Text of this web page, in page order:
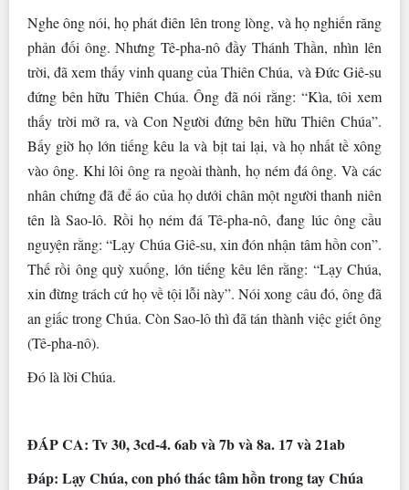
Nghe ông nói, họ phát điên lên trong lòng, và họ nghiến răng
phản đối ông. Nhưng Tê-pha-nô đầy Thánh Thần, nhìn lên
trời, đã xem thấy vinh quang của Thiên Chúa, và Ðức Giê-su
đứng bên hữu Thiên Chúa. Ông đã nói rằng: “Kìa, tôi xem
thấy trời mở ra, và Con Người đứng bên hữu Thiên Chúa”.
Bấy giờ họ lớn tiếng kêu la và bịt tai lại, và họ nhất tề xông
vào ông. Khi lôi ông ra ngoài thành, họ ném đá ông. Và các
nhân chứng đã để áo của họ dưới chân một người thanh niên
tên là Sao-lô. Rồi họ ném đá Tê-pha-nô, đang lúc ông cầu
nguyện rằng: “Lạy Chúa Giê-su, xin đón nhận tâm hồn con”.
Thế rồi ông quỳ xuống, lớn tiếng kêu lên rằng: “Lạy Chúa,
xin đừng trách cứ họ về tội lỗi này”. Nói xong câu đó, ông đã
an giấc trong Chúa. Còn Sao-lô thì đã tán thành việc giết ông
(Tê-pha-nô).
Ðó là lời Chúa.
ÐÁP CA: Tv 30, 3cd-4. 6ab và 7b và 8a. 17 và 21ab
Ðáp: Lạy Chúa, con phó thác tâm hồn trong tay Chúa